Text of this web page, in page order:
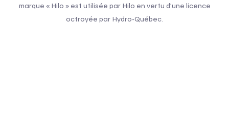
marque « Hilo » est utilisée par Hilo en vertu d’une licence
octroyée par Hydro-Québec.